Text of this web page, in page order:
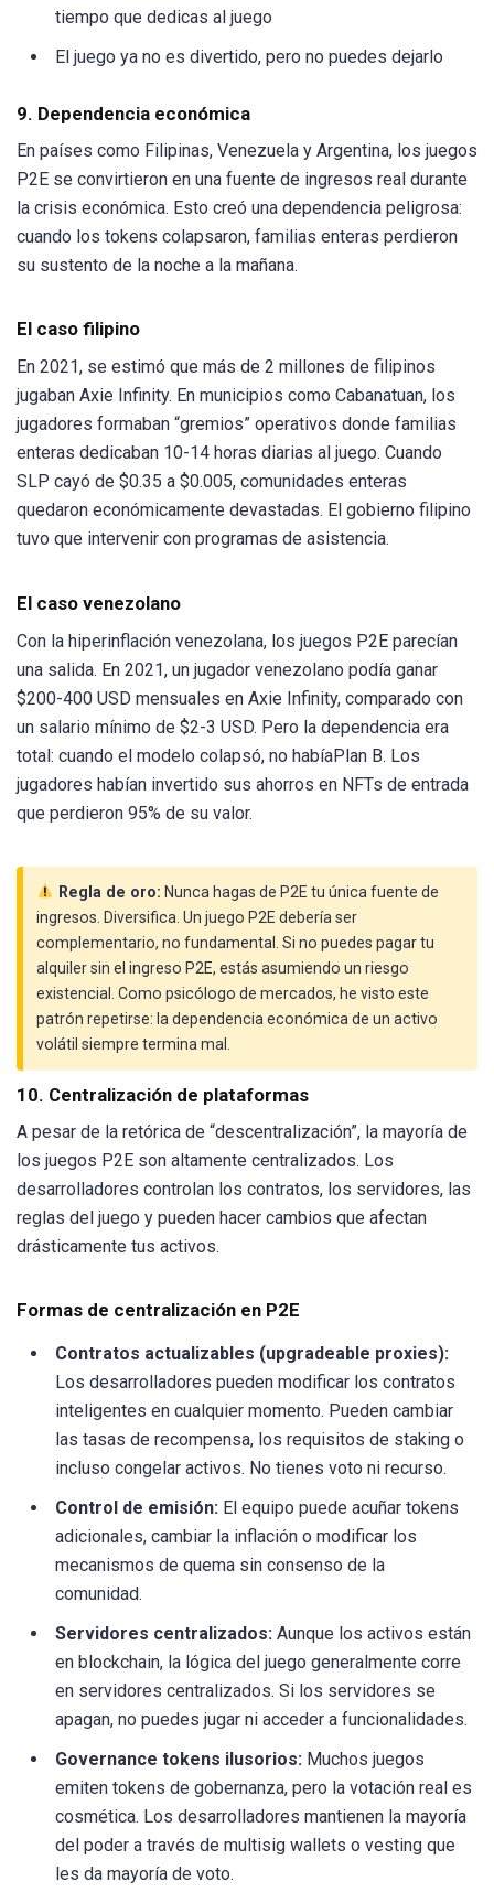
tiempo que dedicas al juego
El juego ya no es divertido, pero no puedes dejarlo
9. Dependencia económica
En países como Filipinas, Venezuela y Argentina, los juegos
P2E se convirtieron en una fuente de ingresos real durante
la crisis económica. Esto creó una dependencia peligrosa:
cuando los tokens colapsaron, familias enteras perdieron
su sustento de la noche a la mañana.
El caso filipino
En 2021, se estimó que más de 2 millones de filipinos
jugaban Axie Infinity. En municipios como Cabanatuan, los
jugadores formaban “gremios” operativos donde familias
enteras dedicaban 10-14 horas diarias al juego. Cuando
SLP cayó de $0.35 a $0.005, comunidades enteras
quedaron económicamente devastadas. El gobierno filipino
tuvo que intervenir con programas de asistencia.
El caso venezolano
Con la hiperinflación venezolana, los juegos P2E parecían
una salida. En 2021, un jugador venezolano podía ganar
$200-400 USD mensuales en Axie Infinity, comparado con
un salario mínimo de $2-3 USD. Pero la dependencia era
total: cuando el modelo colapsó, no habíaPlan B. Los
jugadores habían invertido sus ahorros en NFTs de entrada
que perdieron 95% de su valor.
Regla de oro: Nunca hagas de P2E tu única fuente de
ingresos. Diversifica. Un juego P2E debería ser
complementario, no fundamental. Si no puedes pagar tu
alquiler sin el ingreso P2E, estás asumiendo un riesgo
existencial. Como psicólogo de mercados, he visto este
patrón repetirse: la dependencia económica de un activo
volátil siempre termina mal.
10. Centralización de plataformas
A pesar de la retórica de “descentralización”, la mayoría de
los juegos P2E son altamente centralizados. Los
desarrolladores controlan los contratos, los servidores, las
reglas del juego y pueden hacer cambios que afectan
drásticamente tus activos.
Formas de centralización en P2E
Contratos actualizables (upgradeable proxies):
Los desarrolladores pueden modificar los contratos
inteligentes en cualquier momento. Pueden cambiar
las tasas de recompensa, los requisitos de staking o
incluso congelar activos. No tienes voto ni recurso.
Control de emisión: El equipo puede acuñar tokens
adicionales, cambiar la inflación o modificar los
mecanismos de quema sin consenso de la
comunidad.
Servidores centralizados: Aunque los activos están
en blockchain, la lógica del juego generalmente corre
en servidores centralizados. Si los servidores se
apagan, no puedes jugar ni acceder a funcionalidades.
Governance tokens ilusorios: Muchos juegos
emiten tokens de gobernanza, pero la votación real es
cosmética. Los desarrolladores mantienen la mayoría
del poder a través de multisig wallets o vesting que
les da mayoría de voto.